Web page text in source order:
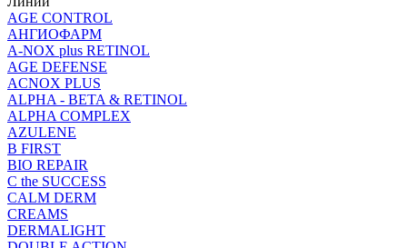
AGE CONTROL
АНГИОФАРМ
A-NOX plus RETINOL
AGE DEFENSE
ACNOX PLUS
ALPHA - BETA & RETINOL
ALPHA COMPLEX
AZULENE
B FIRST
BIO REPAIR
C the SUCCESS
CALM DERM
CREAMS
DERMALIGHT